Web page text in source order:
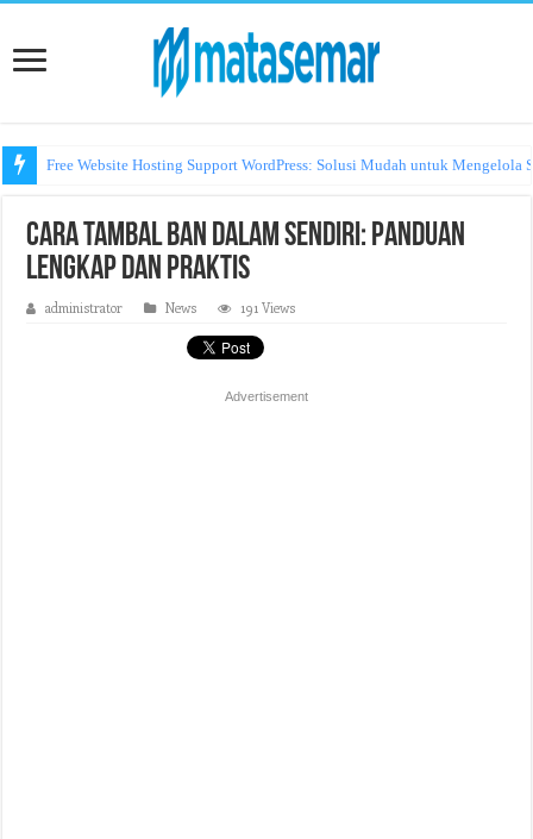
Free Website Hosting Support WordPress: Solusi Mudah untuk Mengelola
Cara Tambal Ban Dalam Sendiri: Panduan
Lengkap dan Praktis
administrator News 191 Views
Advertisement